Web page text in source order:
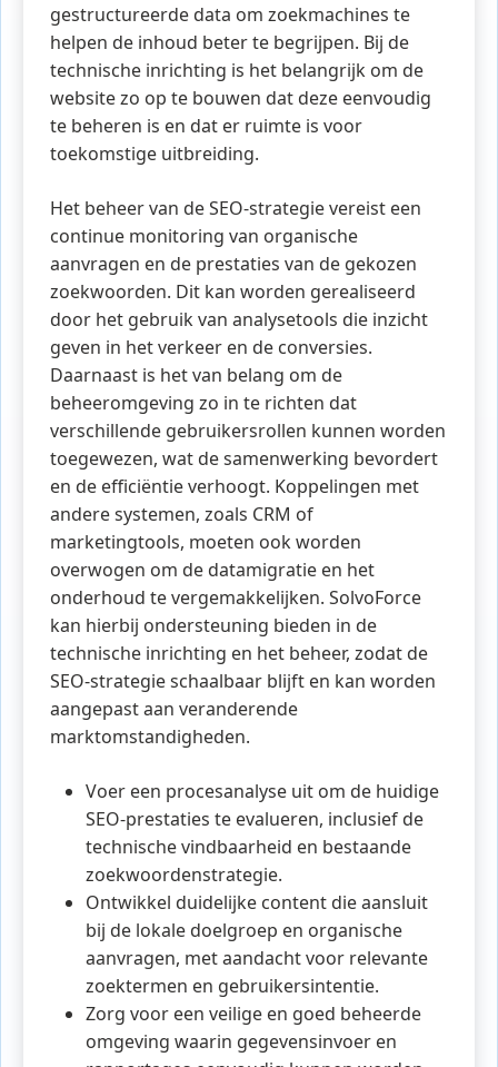
gestructureerde data om zoekmachines te
helpen de inhoud beter te begrijpen. Bij de
technische inrichting is het belangrijk om de
website zo op te bouwen dat deze eenvoudig
te beheren is en dat er ruimte is voor
toekomstige uitbreiding.
Het beheer van de SEO-strategie vereist een
continue monitoring van organische
aanvragen en de prestaties van de gekozen
zoekwoorden. Dit kan worden gerealiseerd
door het gebruik van analysetools die inzicht
geven in het verkeer en de conversies.
Daarnaast is het van belang om de
beheeromgeving zo in te richten dat
verschillende gebruikersrollen kunnen worden
toegewezen, wat de samenwerking bevordert
en de efficiëntie verhoogt. Koppelingen met
andere systemen, zoals CRM of
marketingtools, moeten ook worden
overwogen om de datamigratie en het
onderhoud te vergemakkelijken. SolvoForce
kan hierbij ondersteuning bieden in de
technische inrichting en het beheer, zodat de
SEO-strategie schaalbaar blijft en kan worden
aangepast aan veranderende
marktomstandigheden.
Voer een procesanalyse uit om de huidige
SEO-prestaties te evalueren, inclusief de
technische vindbaarheid en bestaande
zoekwoordenstrategie.
Ontwikkel duidelijke content die aansluit
bij de lokale doelgroep en organische
aanvragen, met aandacht voor relevante
zoektermen en gebruikersintentie.
Zorg voor een veilige en goed beheerde
omgeving waarin gegevensinvoer en